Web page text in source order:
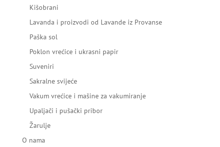
Kišobrani
Lavanda i proizvodi od Lavande iz Provanse
Paška sol
Poklon vrećice i ukrasni papir
Suveniri
Sakralne svijeće
Vakum vrećice i mašine za vakumiranje
Upaljači i pušački pribor
Žarulje
O nama